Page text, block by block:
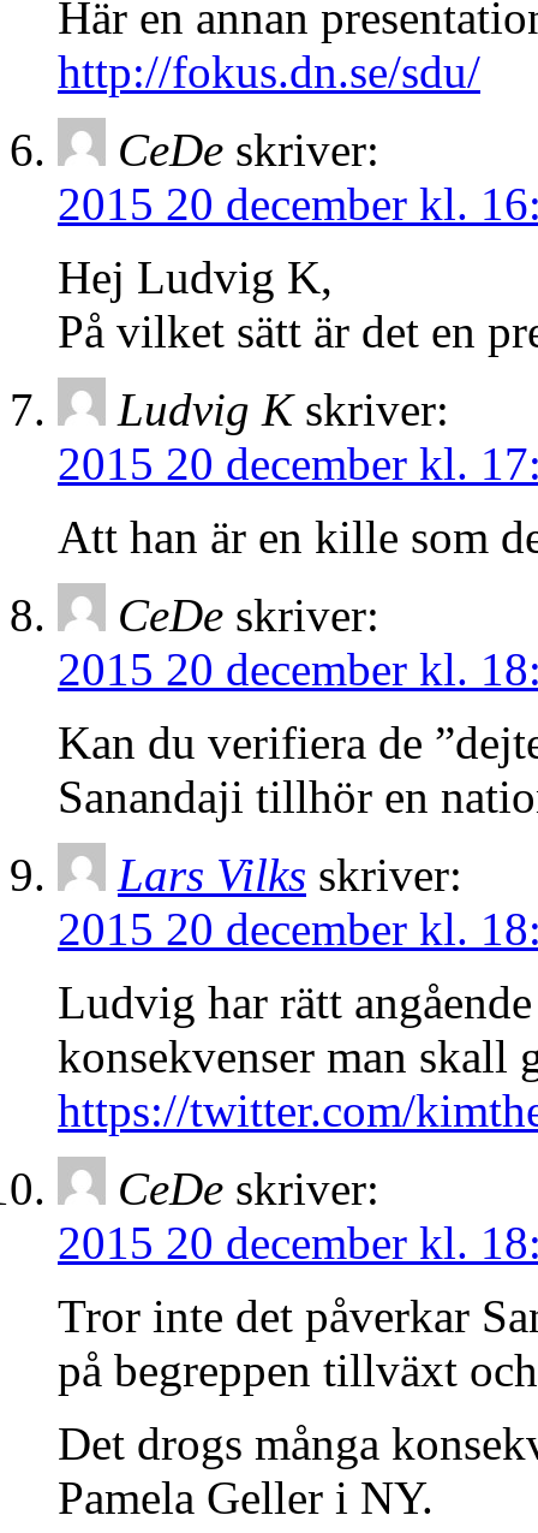
Här en annan
http://fokus.dn.se/sdu/
CeDe skriver:
2015 20 december kl.
Hej Ludvig K,
På vilket sätt är det en
Ludvig K skriver:
2015 20 december kl.
Att han är en kille som
CeDe skriver:
2015 20 december kl.
Kan du verifiera de
Sanandaji tillhör en
Lars Vilks skriver:
2015 20 december kl.
Ludvig har rätt
konsekvenser man skall
https://twitter.com/
CeDe skriver:
2015 20 december kl.
Tror inte det påverkar
på begreppen tillväxt
Det drogs många
Pamela Geller i NY.